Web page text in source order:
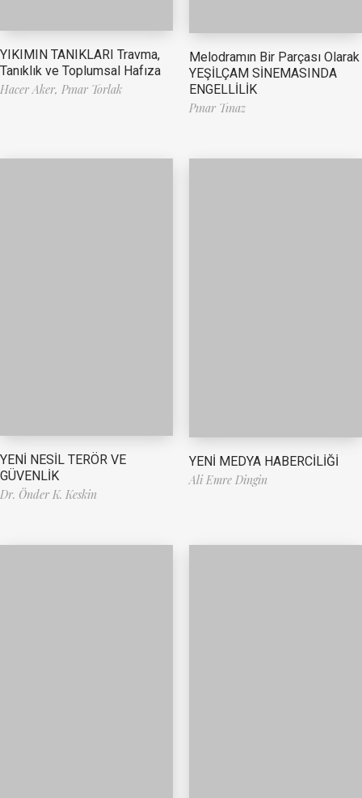
YIKIMIN TANIKLARI Travma,
Tanıklık ve Toplumsal Hafıza
Hacer Aker, Pınar Torlak
Melodramın Bir Parçası Olarak
YEŞİLÇAM SİNEMASINDA
ENGELLİLİK
Pınar Tınaz
YENİ NESİL TERÖR VE
GÜVENLİK
Dr. Önder K. Keskin
YENİ MEDYA HABERCİLİĞİ
Ali Emre Dingin